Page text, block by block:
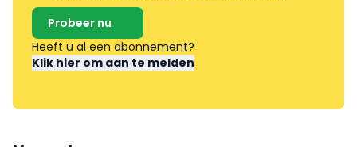
Probeer nu
Heeft u al een abonnement?
Klik hier om aan te melden